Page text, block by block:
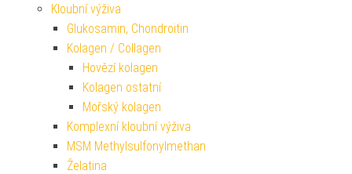
Kloubní výživa
Glukosamin, Chondroitin
Kolagen / Collagen
Hovězí kolagen
Kolagen ostatní
Mořský kolagen
Komplexní kloubní výživa
MSM Methylsulfonylmethan
Želatina